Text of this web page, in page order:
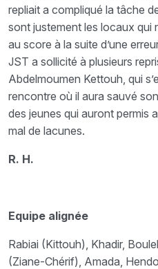
repliait a compliqué la tâche
sont justement les locaux qui
au score à la suite d’une
JST a sollicité à plusieurs
Abdelmoumen Kettouh, qui
rencontre où il aura sauvé
des jeunes qui auront permis
mal de lacunes.
R. H.
Equipe alignée
Rabiai (Kittouh), Khadir,
(Ziane-Chérif), Amada,